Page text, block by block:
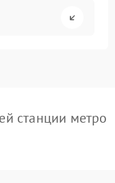
станции метро